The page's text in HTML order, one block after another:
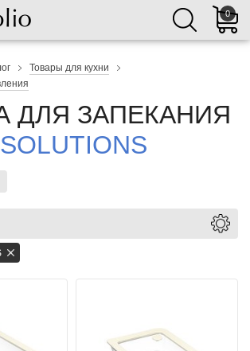
0
Товары для кухни
ДЛЯ ЗАПЕКАНИЯ